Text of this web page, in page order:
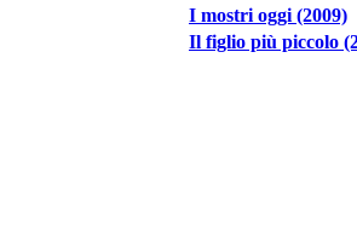
I mostri oggi (2009)
Il figlio più piccolo